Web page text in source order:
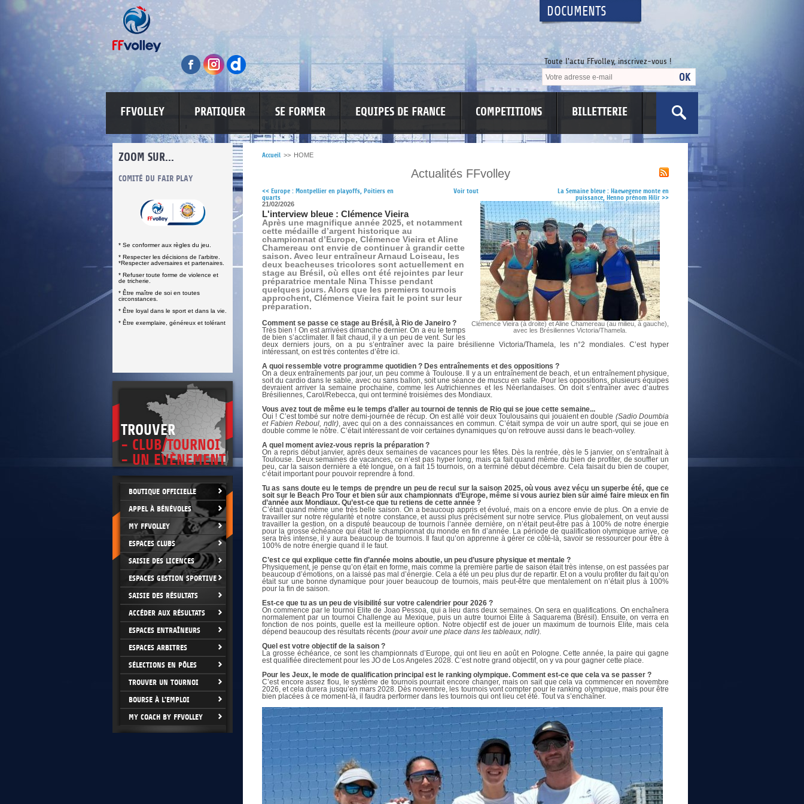
DOCUMENTS
Toute l'actu FFvolley, inscrivez-vous !
FFVOLLEY PRATIQUER SE FORMER EQUIPES DE FRANCE COMPETITIONS BILLETTERIE
ZOOM SUR...
DOCUMENTS UTILES
CLIQUEZ ICI
COMITÉ DU FAIR PLAY
* Se conformer aux règles du jeu.
* Respecter les décisions de l’arbitre.
*Respecter adversaires et partenaires.
* Refuser toute forme de violence et
de tricherie.
* Être maître de soi en toutes
circonstances.
* Être loyal dans le sport et dans la vie.
* Être exemplaire, généreux et tolérant
LUTTE CONTRE LES VIOLENCES INFORMATIONS CORONAVIRUS
DOCUMENTS UTILES
SITUATION SANITAIRE
COVID-19
CLIQUEZ ICI
TROUVER
- CLUB/TOURNOI
- UN EVÈNEMENT
BOUTIQUE OFFICIELLE
APPEL À BÉNÉVOLES
MY FFVOLLEY
ESPACES CLUBS
SAISIE DES LICENCES
ESPACES GESTION SPORTIVE
SAISIE DES RÉSULTATS
ACCÉDER AUX RÉSULTATS
ESPACES ENTRAÎNEURS
ESPACES ARBITRES
SÉLECTIONS EN PÔLES
TROUVER UN TOURNOI
BOURSE À L'EMPLOI
MY COACH BY FFVOLLEY
Accueil >> HOME
Actualités FFvolley
<< Europe : Montpellier en playoffs, Poitiers en
quarts
Voir tout
La Semaine bleue : Haewegene monte en
puissance, Henno prénom Hilir >>
Clémence Vieira (à droite) et Aline Chamereau (au milieu, à gauche),
avec les Brésiliennes Victoria/Thamela.
21/02/2026
L'interview bleue : Clémence Vieira
Après une magnifique année 2025, et notamment
cette médaille d’argent historique au
championnat d’Europe, Clémence Vieira et Aline
Chamereau ont envie de continuer à grandir cette
saison. Avec leur entraîneur Arnaud Loiseau, les
deux beacheuses tricolores sont actuellement en
stage au Brésil, où elles ont été rejointes par leur
préparatrice mentale Nina Thisse pendant
quelques jours. Alors que les premiers tournois
approchent, Clémence Vieira fait le point sur leur
préparation.
Comment se passe ce stage au Brésil, à Rio de Janeiro ?
Très bien ! On est arrivées dimanche dernier. On a eu le temps
de bien s’acclimater. Il fait chaud, il y a un peu de vent. Sur les
deux derniers jours, on a pu s’entraîner avec la paire brésilienne Victoria/Thamela, les n°2 mondiales. C’est hyper
intéressant, on est très contentes d’être ici.
A quoi ressemble votre programme quotidien ? Des entraînements et des oppositions ?
On a deux entraînements par jour, un peu comme à Toulouse. Il y a un entraînement de beach, et un entraînement physique,
soit du cardio dans le sable, avec ou sans ballon, soit une séance de muscu en salle. Pour les oppositions, plusieurs équipes
devraient arriver la semaine prochaine, comme les Autrichiennes et les Néerlandaises. On doit s’entraîner avec d’autres
Brésiliennes, Carol/Rebecca, qui ont terminé troisièmes des Mondiaux.
Vous avez tout de même eu le temps d’aller au tournoi de tennis de Rio qui se joue cette semaine...
Oui ! C’est tombé sur notre demi-journée de récup. On est allé voir deux Toulousains qui jouaient en double (Sadio Doumbia
et Fabien Reboul, ndlr), avec qui on a des connaissances en commun. C’était sympa de voir un autre sport, qui se joue en
double comme le nôtre. C’était intéressant de voir certaines dynamiques qu’on retrouve aussi dans le beach-volley.
A quel moment aviez-vous repris la préparation ?
On a repris début janvier, après deux semaines de vacances pour les fêtes. Dès la rentrée, dès le 5 janvier, on s’entraînait à
Toulouse. Deux semaines de vacances, ce n’est pas hyper long, mais ça fait quand même du bien de profiter, de souffler un
peu, car la saison dernière a été longue, on a fait 15 tournois, on a terminé début décembre. Cela faisait du bien de couper,
c’était important pour pouvoir reprendre à fond.
Tu as sans doute eu le temps de prendre un peu de recul sur la saison 2025, où vous avez vécu un superbe été, que ce
soit sur le Beach Pro Tour et bien sûr aux championnats d’Europe, même si vous auriez bien sûr aimé faire mieux en fin
d’année aux Mondiaux. Qu’est-ce que tu retiens de cette année ?
C’était quand même une très belle saison. On a beaucoup appris et évolué, mais on a encore envie de plus. On a envie de
travailler sur notre régularité et notre constance, et aussi plus précisément sur notre service. Plus globalement, on veut aussi
travailler la gestion, on a disputé beaucoup de tournois l’année dernière, on n’était peut-être pas à 100% de notre énergie
pour la grosse échéance qui était le championnat du monde en fin d’année. La période de qualification olympique arrive, ce
sera très intense, il y aura beaucoup de tournois. Il faut qu’on apprenne à gérer ce côté-là, savoir se ressourcer pour être à
100% de notre énergie quand il le faut.
C’est ce qui explique cette fin d’année moins aboutie, un peu d’usure physique et mentale ?
Physiquement, je pense qu’on était en forme, mais comme la première partie de saison était très intense, on est passées par
beaucoup d’émotions, on a laissé pas mal d’énergie. Cela a été un peu plus dur de repartir. Et on a voulu profiter du fait qu’on
était sur une bonne dynamique pour jouer beaucoup de tournois, mais peut-être que mentalement on n’était plus à 100%
pour la fin de saison.
Est-ce que tu as un peu de visibilité sur votre calendrier pour 2026 ?
On commence par le tournoi Elite de Joao Pessoa, qui a lieu dans deux semaines. On sera en qualifications. On enchaînera
normalement par un tournoi Challenge au Mexique, puis un autre tournoi Elite à Saquarema (Brésil). Ensuite, on verra en
fonction de nos points, quelle est la meilleure option. Notre objectif est de jouer un maximum de tournois Elite, mais cela
dépend beaucoup des résultats récents (pour avoir une place dans les tableaux, ndlr).
Quel est votre objectif de la saison ?
La grosse échéance, ce sont les championnats d’Europe, qui ont lieu en août en Pologne. Cette année, la paire qui gagne
est qualifiée directement pour les JO de Los Angeles 2028. C’est notre grand objectif, on y va pour gagner cette place.
Pour les Jeux, le mode de qualification principal est le ranking olympique. Comment est-ce que cela va se passer ?
C’est encore assez flou, le système de tournois pourrait encore changer, mais on sait que cela va commencer en novembre
2026, et cela durera jusqu’en mars 2028. Dès novembre, les tournois vont compter pour le ranking olympique, mais pour être
bien placées à ce moment-là, il faudra performer dans les tournois qui ont lieu cet été. Tout va s’enchaîner.